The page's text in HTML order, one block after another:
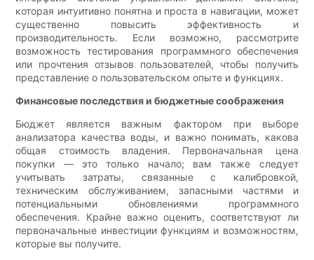
которая интуитивно понятна и проста в навигации, может
существенно повысить эффективность и
производительность. Если возможно, рассмотрите
возможность тестирования программного обеспечения
или прочтения отзывов пользователей, чтобы получить
представление о пользовательском опыте и функциях.
Финансовые последствия и бюджетные соображения
Бюджет является важным фактором при выборе
анализатора качества воды, и важно понимать, какова
общая стоимость владения. Первоначальная цена
покупки — это только начало; вам также следует
учитывать затраты, связанные с калибровкой,
техническим обслуживанием, запасными частями и
потенциальными обновлениями программного
обеспечения. Крайне важно оценить, соответствуют ли
первоначальные инвестиции функциям и возможностям,
которые вы получите.